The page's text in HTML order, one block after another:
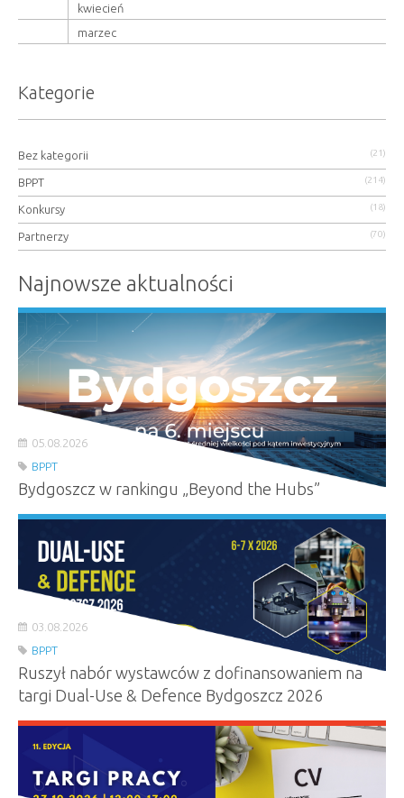
kwiecień
marzec
Kategorie
Bez kategorii (21)
BPPT (214)
Konkursy (18)
Partnerzy (70)
Najnowsze aktualności
05.08.2026
BPPT
Bydgoszcz w rankingu „Beyond the Hubs”
03.08.2026
BPPT
Ruszył nabór wystawców z dofinansowaniem na
targi Dual-Use & Defence Bydgoszcz 2026